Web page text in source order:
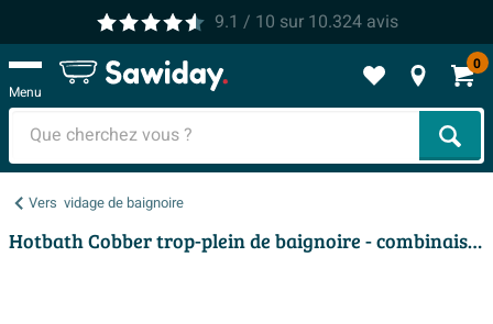
9.1 / 10 sur 10.324avis
Menu
0
Vers vidage de baignoire
Hotbath Cobber trop-plein de baignoire - combinaison de remplissage - rallongée - Noir mat PVD